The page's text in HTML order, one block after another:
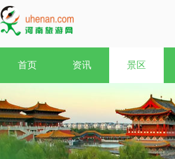
首页 资讯 景区